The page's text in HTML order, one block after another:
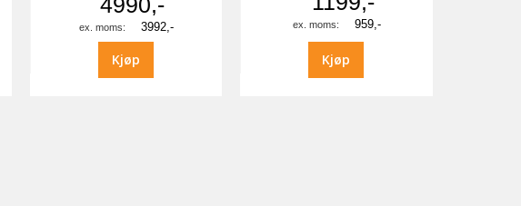
3992,-
Kjøp
959,-
Kjøp